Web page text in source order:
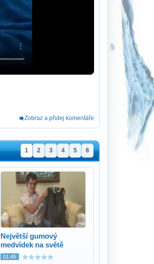
Zobraz a přidej komentáře
1 2 3 4 5 6
Největší gumový
medvídek na světě
01:45